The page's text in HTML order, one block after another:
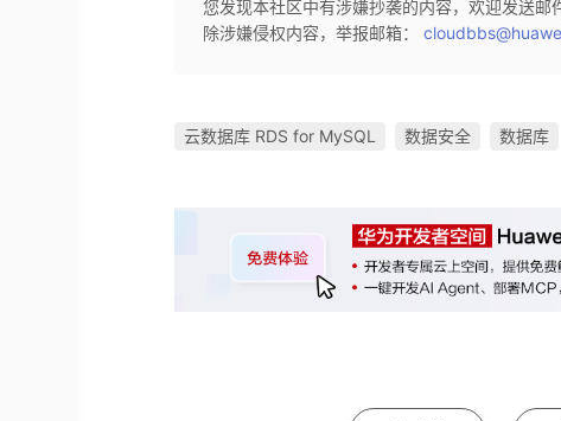
您发现本社区中有涉嫌抄袭的内容，欢迎发送
除涉嫌侵权内容，举报邮箱：
云数据库 RDS for MySQL 数据安全 数据库